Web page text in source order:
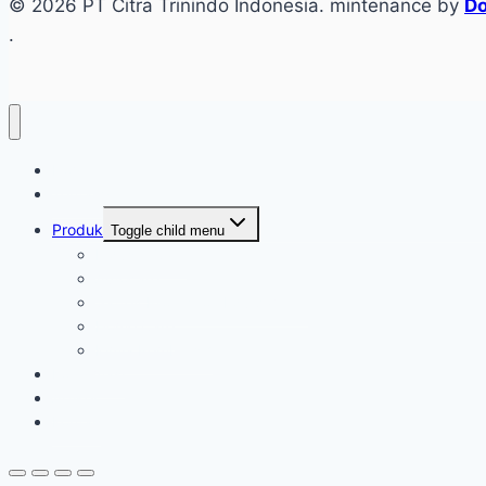
© 2026 PT Citra Trinindo Indonesia. mintenance by
.
Produk Toggle child menu